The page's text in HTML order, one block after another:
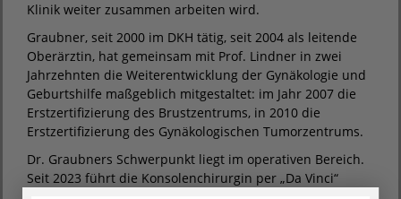
Klinik weiter zusammen arbeiten wird.
Graubner, seit 2000 im DKH tätig, seit 2004 als leitende
Oberärztin, hat gemeinsam mit Prof. Lindner in zwei
Jahrzehnten die Weiterentwicklung der Gynäkologie und
Geburtshilfe maßgeblich mitgestaltet: im Jahr 2007 die
Erstzertifizierung des Brustzentrums, in 2010 die
Erstzertifizierung des Gynäkologischen Tumorzentrums.
Dr. Graubners Schwerpunkt liegt im operativen Bereich.
Seit 2023 führt die Konsolenchirurgin per „Da Vinci“